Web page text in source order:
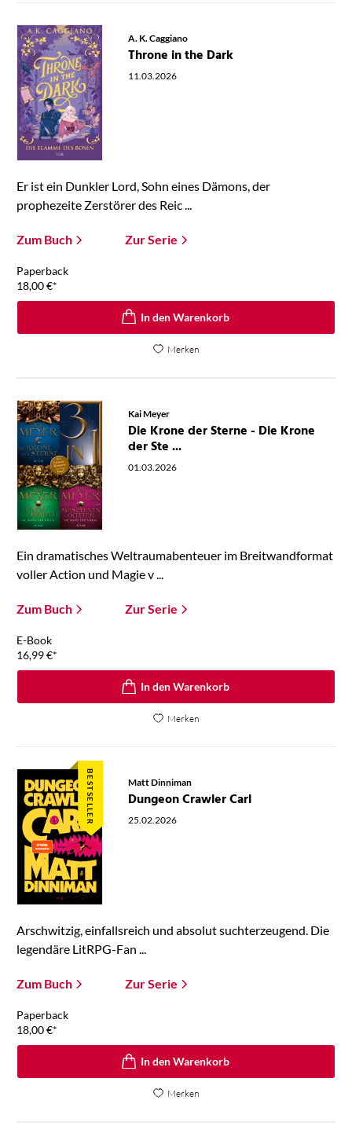
A. K. Caggiano
Throne in the Dark
11.03.2026
Er ist ein Dunkler Lord, Sohn eines Dämons, der
prophezeite Zerstörer des Reic ...
Zum Buch Zur Serie
Paperback
18,00€*
In den Warenkorb
Merken
Kai Meyer
Die Krone der Sterne - Die Krone
der Ste ...
01.03.2026
Ein dramatisches Weltraumabenteuer im Breitwandformat
voller Action und Magie v ...
Zum Buch Zur Serie
E-Book
16,99€*
In den Warenkorb
Merken
BESTSELLER Matt Dinniman
Dungeon Crawler Carl
25.02.2026
Arschwitzig, einfallsreich und absolut suchterzeugend. Die
legendäre LitRPG-Fan ...
Zum Buch Zur Serie
Paperback
18,00€*
In den Warenkorb
Merken